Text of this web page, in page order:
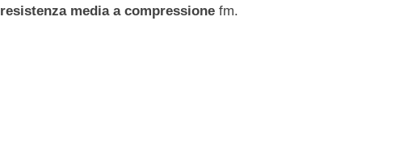
resistenza media a compressione fm.